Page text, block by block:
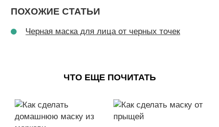
ПОХОЖИЕ СТАТЬИ
Черная маска для лица от черных точек
ЧТО ЕЩЕ ПОЧИТАТЬ